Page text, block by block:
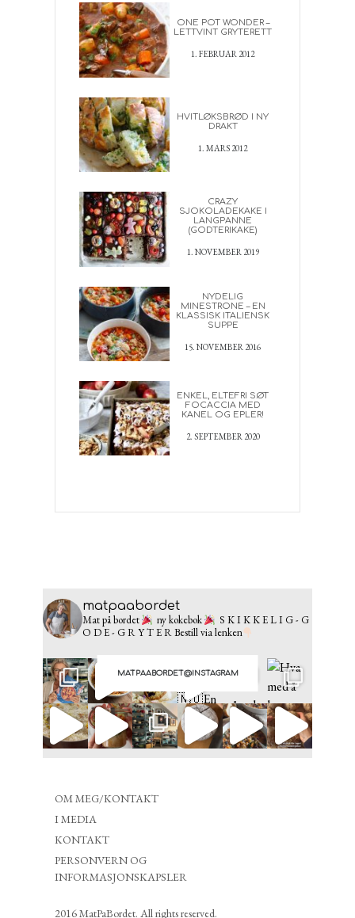
ONE POT WONDER –
LETTVINT GRYTERETT
1. FEBRUAR 2012
HVITLØKSBRØD I NY
DRAKT
1. MARS 2012
CRAZY
SJOKOLADEKAKE I
LANGPANNE
(GODTERIKAKE)
1. NOVEMBER 2019
NYDELIG
MINESTRONE – EN
KLASSISK ITALIENSK
SUPPE
15. NOVEMBER 2016
ENKEL, ELTEFRI SØT
FOCACCIA MED
KANEL OG EPLER!
2. SEPTEMBER 2020
MATPAABORDET@INSTAGRAM
matpaabordet
Mat på bordet ny kokebok
S K I K K E L I G - G
O D E - G R Y T E RBestill via lenken
OM MEG/KONTAKT
I MEDIA
KONTAKT
PERSONVERN OG
INFORMASJONSKAPSLER
2016 MatPaBordet. All rights reserved.